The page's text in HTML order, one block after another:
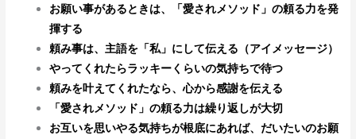
お願い事があるときは、「愛されメソッド」の頼る力を発
揮する
頼み事は、主語を「私」にして伝える（アイメッセージ）
やってくれたらラッキーくらいの気持ちで待つ
頼みを叶えてくれたなら、心から感謝を伝える
「愛されメソッド」の頼る力は繰り返しが大切
お互いを思いやる気持ちが根底にあれば、だいたいのお願